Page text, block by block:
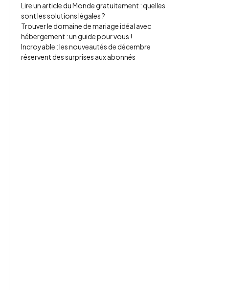
Lire un article du Monde gratuitement : quelles
sont les solutions légales ?
Trouver le domaine de mariage idéal avec
hébergement : un guide pour vous !
Incroyable : les nouveautés de décembre
réservent des surprises aux abonnés